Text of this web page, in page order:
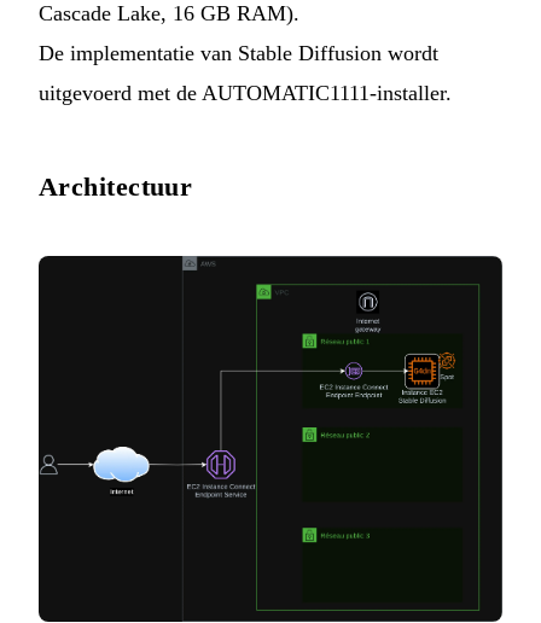
Cascade Lake, 16 GB RAM).
De implementatie van Stable Diffusion wordt
uitgevoerd met de AUTOMATIC1111-installer.
Architectuur